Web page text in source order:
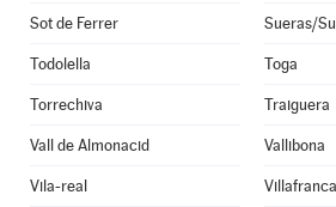
Sot de Ferrer Sueras/
Todolella Toga
Torrechiva Traiguera
Vall de Almonacid Vallibona
Vila-real